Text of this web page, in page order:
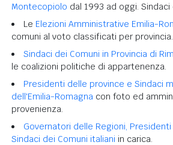
Montecopiolo dal 1993 ad oggi.
Le Elezioni Amministrative Emilia-
comuni al voto classificati per provincia.
Sindaci dei Comuni in Provincia di
le coalizioni politiche di appartenenza.
Presidenti delle province e Sindaci
dell'Emilia-Romagna con foto ed
provenienza.
Governatori delle Regioni,
Sindaci dei Comuni italiani in carica.